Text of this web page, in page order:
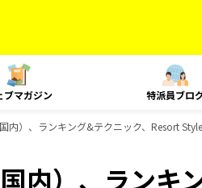
ブマガジン 特派員ブロ
内）、ランキング&テクニック、Resort
内）、ランキ